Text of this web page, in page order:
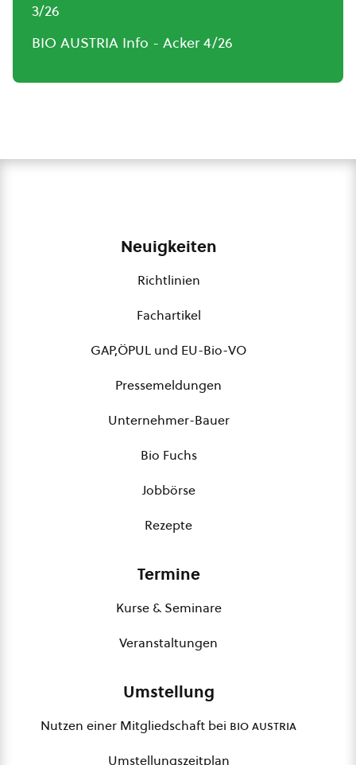
3/26
BIO AUSTRIA Info - Acker 4/26
Neuigkeiten
Richtlinien
Fachartikel
GAP,ÖPUL und EU-Bio-VO
Pressemeldungen
Unternehmer-Bauer
Bio Fuchs
Jobbörse
Rezepte
Termine
Kurse & Seminare
Veranstaltungen
Umstellung
Nutzen einer Mitgliedschaft bei bio austria
Umstellungszeitplan